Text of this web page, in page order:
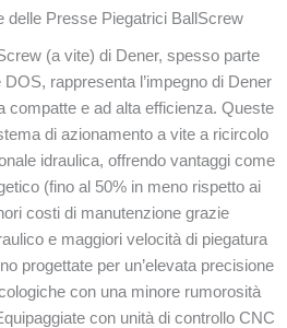
delle Presse Piegatrici BallScrew
(a vite) di Dener, spesso parte
rappresenta l’impegno di Dener
compatte e ad alta efficienza. Queste
di azionamento a vite a ricircolo
idraulica, offrendo vantaggi come
(fino al 50% in meno rispetto ai
costi di manutenzione grazie
e maggiori velocità di piegatura
progettate per un’elevata precisione
con una minore rumorosità
con unità di controllo CNC